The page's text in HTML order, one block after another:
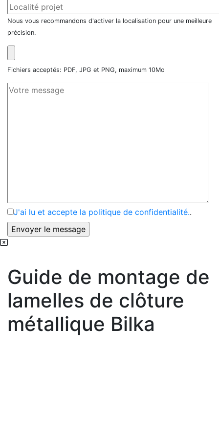
Nous vous recommandons d'activer la localisation pour une meilleure
précision.
Fichiers acceptés: PDF, JPG et PNG, maximum 10Mo
J'ai lu et accepte la politique de confidentialité..
Guide de montage de
lamelles de clôture
métallique Bilka